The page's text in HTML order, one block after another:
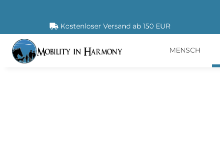
Kostenloser Versand ab 150 EUR
MENSCH